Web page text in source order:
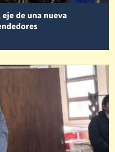
de una nueva